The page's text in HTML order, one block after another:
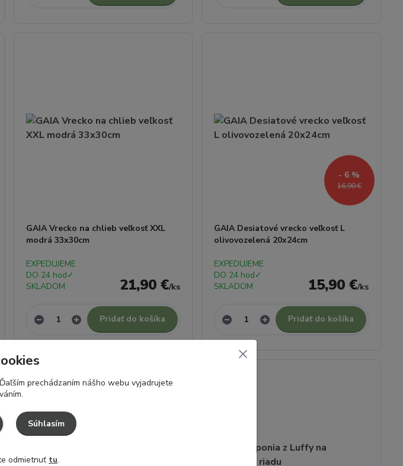
GAIA Vrecko na chlieb veľkosť XXL
modrá 33x30cm
21,90 €/ks
EXPEDUJEME
DO 24 hod✓
SKLADOM
Pridať do košíka
16,90 €
- 6 %
GAIA Desiatové vrecko veľkosť L
olivovozelená 20x24cm
15,90 €/ks
EXPEDUJEME
DO 24 hod✓
SKLADOM
Pridať do košíka
prechádzaním nášho webu vyjadrujete
Súhlasím
odmietnuť tu.